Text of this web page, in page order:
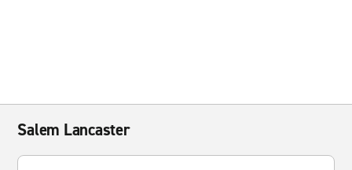
Salem Lancaster